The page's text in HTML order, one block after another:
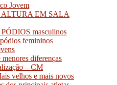
Jovem
EM SALA
PÓDIOS masculinos
femininos
menores diferenças
– CM
velhos e mais novos